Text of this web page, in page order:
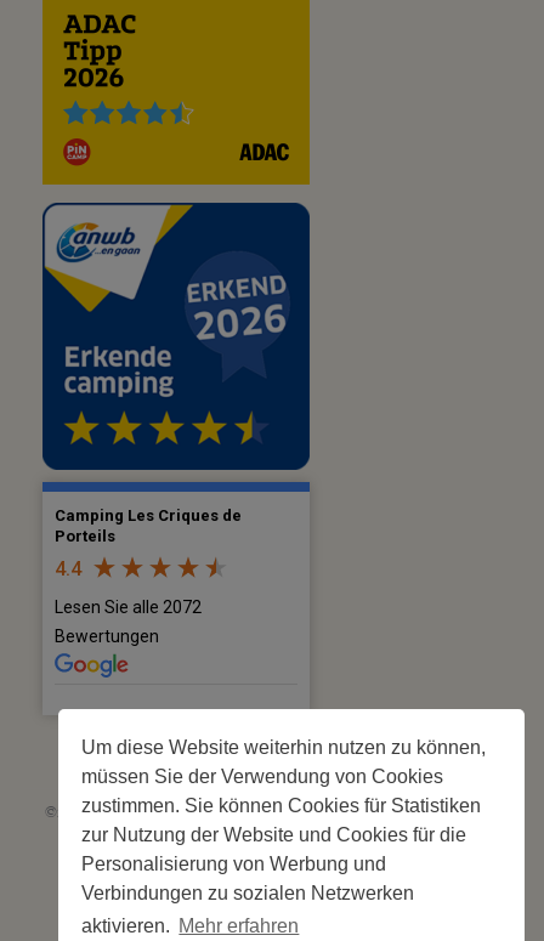
Um diese Website weiterhin nutzen zu können,
müssen Sie der Verwendung von Cookies
zustimmen. Sie können Cookies für Statistiken
zur Nutzung der Website und Cookies für die
Personalisierung von Werbung und
Verbindungen zu sozialen Netzwerken
aktivieren. Mehr erfahren
Camping Les Criques de
Porteils
4.4
Lesen Sie alle 2072
Bewertungen
©2026 Les Criques de Porteils | SIRET: 539 925 636 00026 - Classement 5
étoiles Tourisme N°C66-001852-004 du 28 mai 2026 – 244 Stellplätze
Site web réalisé par Cédric Postel Webmaster